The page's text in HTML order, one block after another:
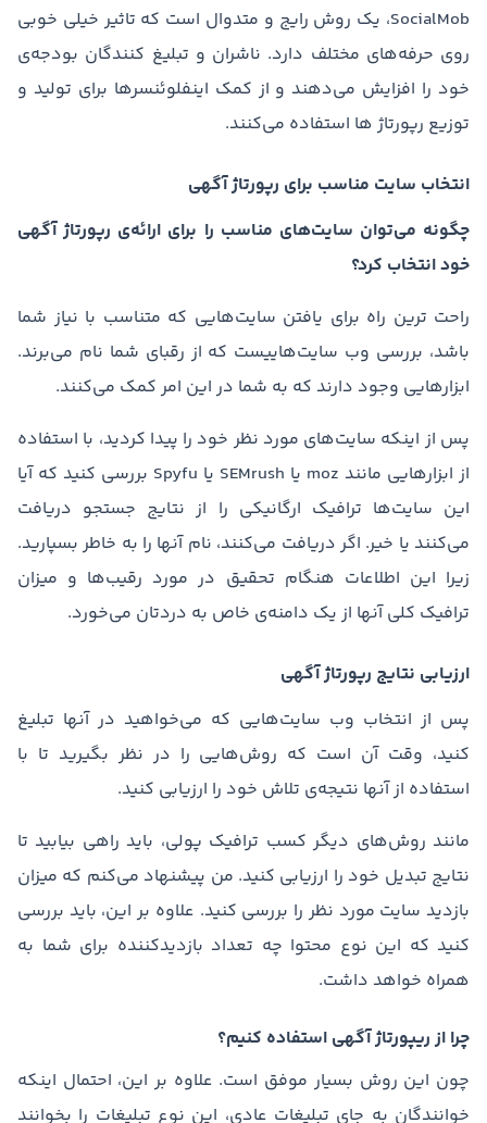
SocialMob، یک روش رایج و متدوال است که تاثیر خیلی خوبی
روی حرفه‌های مختلف دارد. ناشران و تبلیغ کنندگان بودجه‌ی
خود را افزایش می‌دهند و از کمک اینفلوئنسرها برای تولید و
توزیع رپورتاژ ها استفاده می‌کنند.
انتخاب سایت مناسب برای رپورتاژ آگهی
چگونه می‌توان سایت‌های مناسب را برای ارائه‌ی رپورتاژ آگهی‌
خود انتخاب کرد؟
راحت ترین راه برای یافتن سایت‌هایی که متناسب با نیاز شما
باشد، بررسی وب سایت‌هاییست که از رقبای شما نام می‌برند.
ابزارهایی وجود دارند که به شما در این امر کمک می‌کنند.
پس از اینکه سایت‌های مورد نظر خود را پیدا کردید، با استفاده
از ابزارهایی مانند moz یا SEMrush یا Spyfu بررسی کنید که آیا
این سایت‌ها ترافیک ارگانیکی را از نتایج جستجو دریافت
می‌کنند یا خیر. اگر دریافت می‌کنند، نام آنها را به خاطر بسپارید.
زیرا این اطلاعات هنگام تحقیق در مورد رقیب‌ها و میزان
ترافیک کلی آنها از یک دامنه‌ی خاص به دردتان می‌خورد.
ارزیابی نتایج رپورتاژ آگهی
پس از انتخاب وب سایت‌هایی که می‌خواهید در آنها تبلیغ
کنید، وقت آن است که روش‌هایی را در نظر بگیرید تا با
استفاده از آنها نتیجه‌ی تلاش خود را ارزیابی کنید.
مانند روش‌های دیگر کسب ترافیک پولی، باید راهی بیابید تا
نتایج تبدیل خود را ارزیابی کنید. من پیشنهاد می‌کنم که میزان
بازدید سایت مورد نظر را بررسی کنید. علاوه بر این، باید بررسی
کنید که این نوع محتوا چه تعداد بازدیدکننده برای شما به
همراه خواهد داشت.
چرا از ریپورتاژ آگهی استفاده کنیم؟
چون این روش بسیار موفق است. علاوه بر این، احتمال اینکه
خوانندگان به جای تبلیغات عادی، این نوع تبلیغات را بخوانند